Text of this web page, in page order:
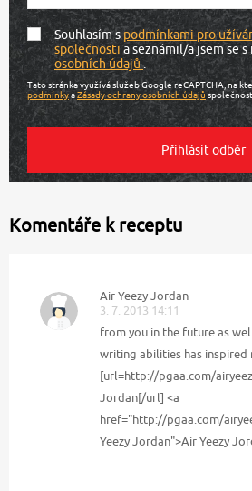
Souhlasím spodmínkami pro
společnostia seznámil/a jsem se
osobních údajů.
Tato stránka využívá služeb Google reCAPTCHA, na
podmínkyaZásady ochrany osobních údajů
Komentáře k receptu
Air Yeezy Jordan
3. 7. 2013 14:11
from you in the future as
writing abilities has inspired
[url=http://pgaa.com/
Jordan[/url] <a
href="http://pgaa.com/
Yeezy Jordan">Air Yeezy